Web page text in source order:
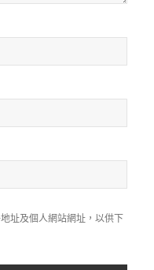
址及個人網站網址，以供下